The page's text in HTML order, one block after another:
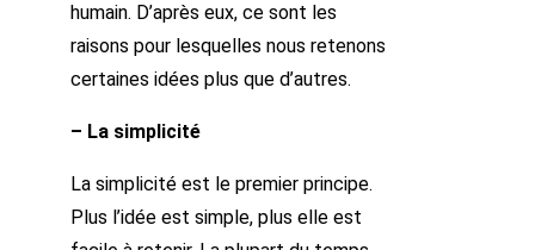
humain. D’après eux, ce sont les
raisons pour lesquelles nous retenons
certaines idées plus que d’autres.
– La simplicité
La simplicité est le premier principe.
Plus l’idée est simple, plus elle est